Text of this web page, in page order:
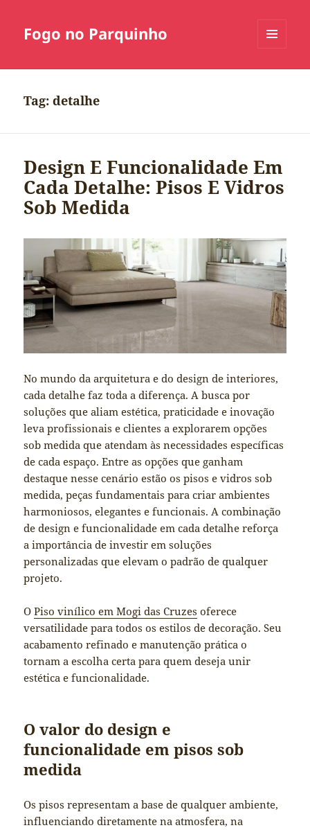
Fogo no Parquinho
Tag:detalhe
Design E Funcionalidade Em
Cada Detalhe: Pisos E Vidros
Sob Medida
No mundo da arquitetura e do design de interiores,
cada detalhe faz toda a diferença. A busca por
soluções que aliam estética, praticidade e inovação
leva profissionais e clientes a explorarem opções
sob medida que atendam às necessidades específicas
de cada espaço. Entre as opções que ganham
destaque nesse cenário estão os pisos e vidros sob
medida, peças fundamentais para criar ambientes
harmoniosos, elegantes e funcionais. A combinação
de design e funcionalidade em cada detalhe reforça
a importância de investir em soluções
personalizadas que elevam o padrão de qualquer
projeto.
OPiso vinílico em Mogi das Cruzes oferece
versatilidade para todos os estilos de decoração. Seu
acabamento refinado e manutenção prática o
tornam a escolha certa para quem deseja unir
estética e funcionalidade.
O valor do design e
funcionalidade em pisos sob
medida
Os pisos representam a base de qualquer ambiente,
influenciando diretamente na atmosfera, na